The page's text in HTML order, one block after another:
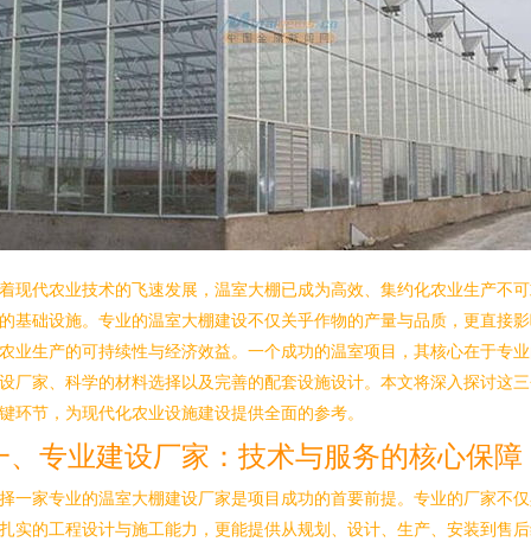
现代农业技术的飞速发展，温室大棚已成为高效、集约化农业生产不
基础设施。专业的温室大棚建设不仅关乎作物的产量与品质，更直接
业生产的可持续性与经济效益。一个成功的温室项目，其核心在于专
厂家、科学的材料选择以及完善的配套设施设计。本文将深入探讨这
环节，为现代化农业设施建设提供全面的参考。
、专业建设厂家：技术与服务的核心保障
一家专业的温室大棚建设厂家是项目成功的首要前提。专业的厂家不
实的工程设计与施工能力，更能提供从规划、设计、生产、安装到售